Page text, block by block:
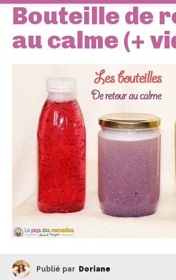
Bouteille de
au calme (+
Publié par Doriane